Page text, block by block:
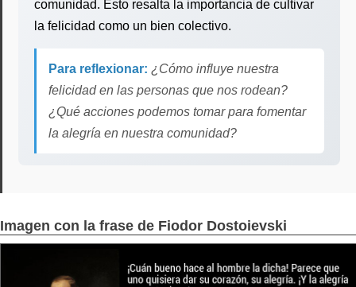
comunidad. Esto resalta la importancia de cultivar
la felicidad como un bien colectivo.
Para reflexionar: ¿Cómo influye nuestra
felicidad en las personas que nos rodean?
¿Qué acciones podemos tomar para fomentar
la alegría en nuestra comunidad?
Imagen con la frase de Fiodor Dostoievski